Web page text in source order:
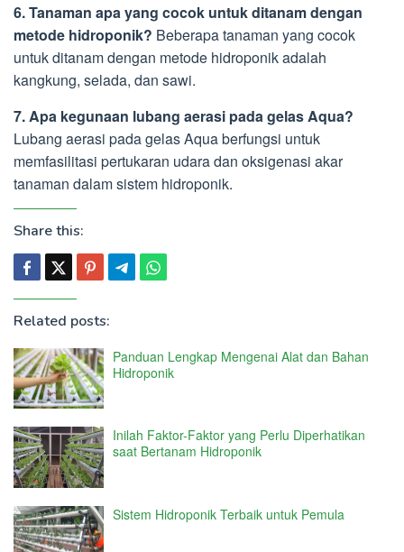
6. Tanaman apa yang cocok untuk ditanam dengan
metode hidroponik? Beberapa tanaman yang cocok
untuk ditanam dengan metode hidroponik adalah
kangkung, selada, dan sawi.
7. Apa kegunaan lubang aerasi pada gelas Aqua?
Lubang aerasi pada gelas Aqua berfungsi untuk
memfasilitasi pertukaran udara dan oksigenasi akar
tanaman dalam sistem hidroponik.
Share this:
Related posts:
Panduan Lengkap Mengenai Alat dan Bahan
Hidroponik
Inilah Faktor-Faktor yang Perlu Diperhatikan
saat Bertanam Hidroponik
Sistem Hidroponik Terbaik untuk Pemula